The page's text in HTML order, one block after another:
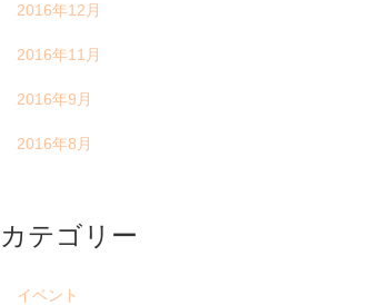
2016年12月
2016年11月
2016年9月
2016年8月
カテゴリー
イベント